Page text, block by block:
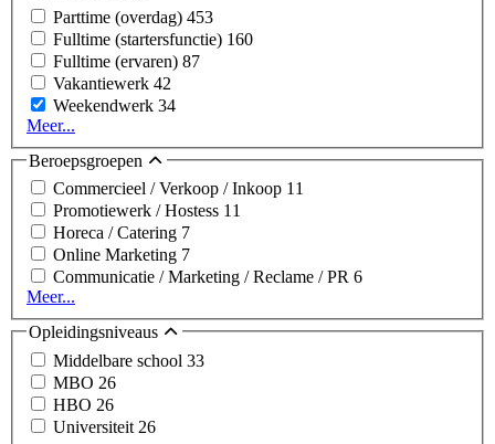
Parttime (overdag) 453
Fulltime (startersfunctie) 160
Fulltime (ervaren) 87
Vakantiewerk 42
Weekendwerk 34
Meer...
Beroepsgroepen
Commercieel / Verkoop / Inkoop 11
Promotiewerk / Hostess 11
Horeca / Catering 7
Online Marketing 7
Communicatie / Marketing / Reclame / PR 6
Meer...
Opleidingsniveaus
Middelbare school 33
MBO 26
HBO 26
Universiteit 26